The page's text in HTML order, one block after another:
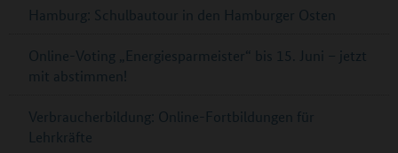
Hamburg: Schulbautour in den Hamburger Osten
Online-Voting „Energiesparmeister“ bis 15. Juni – jetzt
mit abstimmen!
Verbraucherbildung: Online-Fortbildungen für
Lehrkräfte